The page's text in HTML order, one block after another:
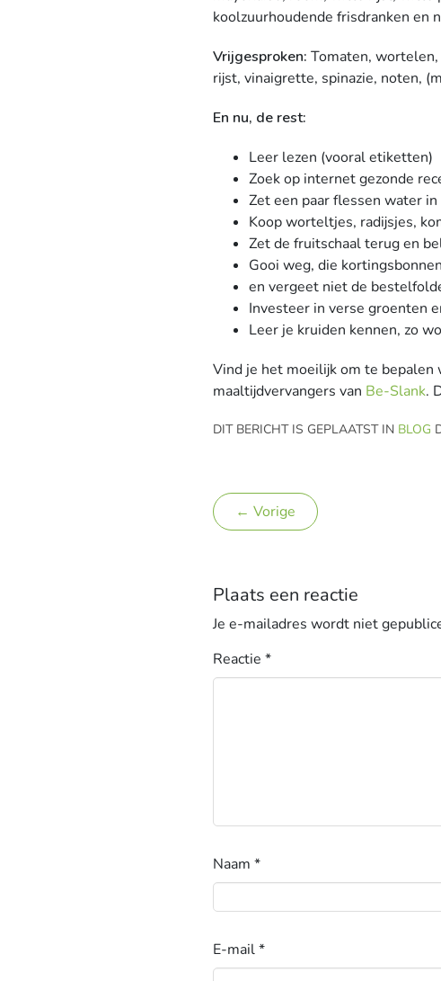
koolzuurhoudende frisdranken en
Vrijgesproken: Tomaten,
rijst, vinaigrette, spinazie, noten,
En nu, de rest:
Leer lezen (vooral etiketten)
Zoek op internet gezonde
Zet een paar flessen water
Koop worteltjes, radijsjes,
Zet de fruitschaal terug en
Gooi weg, die
en vergeet niet de
Investeer in verse groenten
Leer je kruiden kennen, zo
Vind je het moeilijk om te bepalen
maaltijdvervangers van Be-Slank.
DIT BERICHT IS GEPLAATST IN BLOG
← Vorige
Plaats een reactie
Je e-mailadres wordt niet
Reactie *
Naam *
E-mail*